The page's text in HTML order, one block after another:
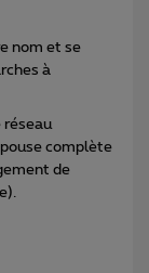
nom et se
à
réseau
complète
de